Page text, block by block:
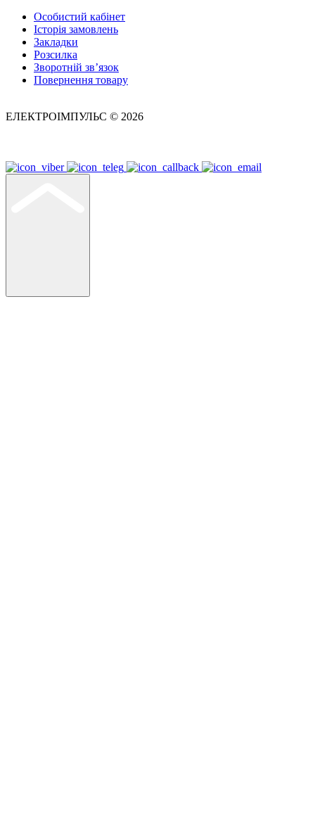
Особистий кабінет
Історія замовлень
Закладки
Розсилка
Зворотній зв’язок
Повернення товару
ЕЛЕКТРОІМПУЛЬС © 2026